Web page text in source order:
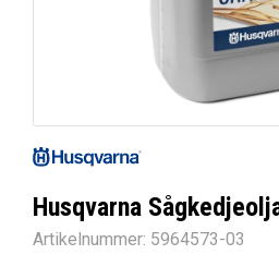
Husqvarna
Artikelnummer: 5964573-03